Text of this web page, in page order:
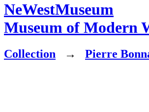
NeWestMuseum
Museum of Modern
Collection → Pierre